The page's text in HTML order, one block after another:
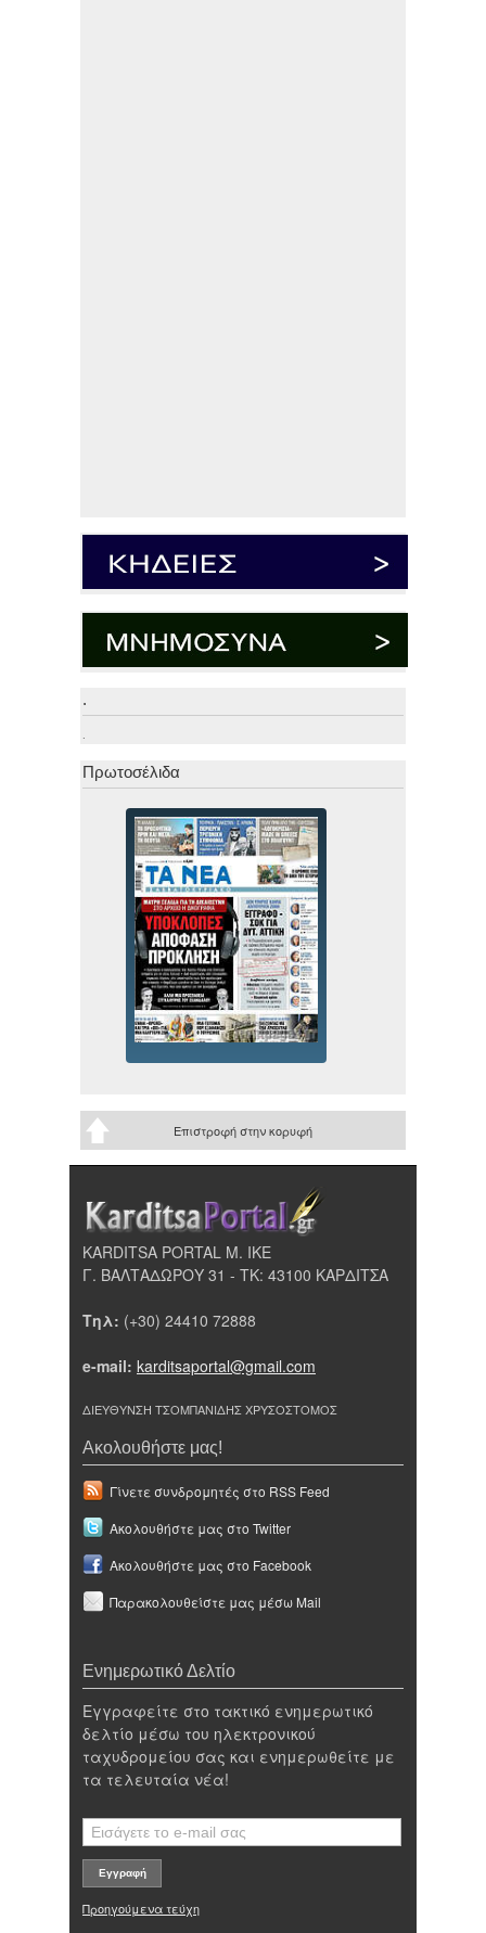
.
.
Πρωτοσέλιδα
Επιστροφή στην κορυφή
KARDITSA PORTAL Μ. ΙΚΕ
Γ. ΒΑΛΤΑΔΩΡΟΥ 31 - ΤΚ: 43100 ΚΑΡΔΙΤΣΑ
Τηλ: (+30) 24410 72888
e-mail: karditsaportal@gmail.com
ΔΙΕΥΘΥΝΣΗ ΤΣΟΜΠΑΝΙΔΗΣ ΧΡΥΣΟΣΤΟΜΟΣ
Ακολουθήστε μας!
Γίνετε συνδρομητές στο RSS Feed
Ακολουθήστε μας στο Twitter
Ακολουθήστε μας στο Facebook
Παρακολουθείστε μας μέσω Mail
Ενημερωτικό Δελτίο
Εγγραφείτε στο τακτικό ενημερωτικό
δελτίο μέσω του ηλεκτρονικού
ταχυδρομείου σας και ενημερωθείτε με
τα τελευταία νέα!
Προηγούμενα τεύχη